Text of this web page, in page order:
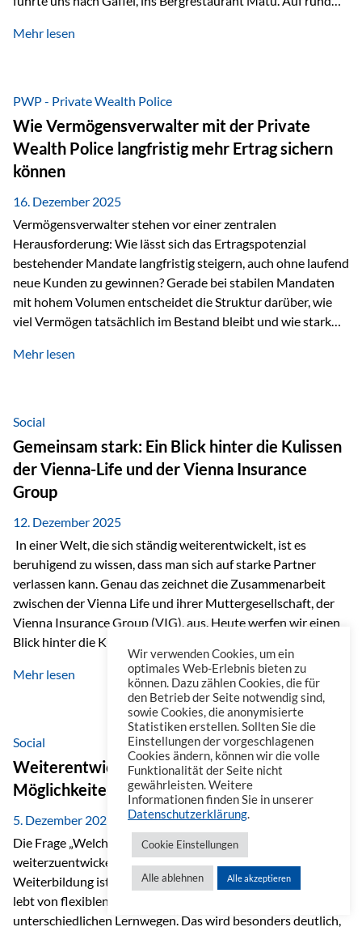
beeindruckendes Panorama, sondern auch etwas, das im
verschneiter Landschaft, bei feinem Essen, guter Musik und
einer entspannten…
Mehr lesen
PWP - Private Wealth Police
Wie Vermögensverwalter mit der Private
Wealth Police langfristig mehr Ertrag sichern
können
16. Dezember 2025
Vermögensverwalter stehen vor einer zentralen
Herausforderung: Wie lässt sich das Ertragspotenzial
bestehender Mandate langfristig steigern, auch ohne laufend
neue Kunden zu gewinnen? Gerade bei stabilen Mandaten
mit hohem Volumen entscheidet die Struktur darüber, wie
viel Vermögen tatsächlich im Bestand bleibt und wie stark
Beispiel verdeutlicht diese Wirkung besonders deutlich.
hinzukommen, spielt nicht nur die Rendite eine Rolle. Auch
steuerliche Effekte haben einen erheblichen Einfluss auf…
Mehr lesen
Social
Gemeinsam stark: Ein Blick hinter die Kulissen
der Vienna-Life und der Vienna Insurance
Group
12. Dezember 2025
In einer Welt, die sich ständig weiterentwickelt, ist es
beruhigend zu wissen, dass man sich auf starke Partner
verlassen kann. Genau das zeichnet die Zusammenarbeit
zwischen der Vienna Life und ihrer Muttergesellschaft, der
Vienna Insurance Group (VIG), aus. Heute werfen wir einen
Blick hinter die Kulissen auf eine Unternehmensgruppe mit
beeindruckender Geschichte, gewachsenem Know-how und
einem stabilen Fundament. Ein starkes Netzwerk in ganz
Europa Die Vienna Insurance Group ist die führende
Versicherungsgruppe in Zentral- und Osteuropa. Mit über
50 Versicherungsgesellschaften in insgesamt 30 Ländern
verbindet sie regionale Stärke mit internationaler
Kompetenz.
Mehr lesen
Social
Weiterentwicklung im Berufsalltag: Welche
Möglichkeiten es gibt
5. Dezember 2025
Die Frage „Welche Möglichkeiten gibt es, sich
weiterzuentwickeln?“ lässt sich heute vielseitig beantworten.
Weiterbildung ist längst kein starrer Prozess mehr, sondern
lebt von flexiblen Formaten, individuellen Bedürfnissen und
unterschiedlichen Lernwegen. Das wird besonders deutlich,
Wir verwenden Cookies, um ein
optimales Web-Erlebnis bieten zu
können. Dazu zählen Cookies, die für
den Betrieb der Seite notwendig sind,
sowie Cookies, die anonymisierte
Statistiken erstellen. Sollten Sie die
Einstellungen der vorgeschlagenen
Cookies ändern, können wir die volle
Funktionalität der Seite nicht
gewährleisten. Weitere
Informationen finden Sie in unserer
Datenschutzerklärung.
Cookie Einstellungen
Alle ablehnen Alle akzeptieren